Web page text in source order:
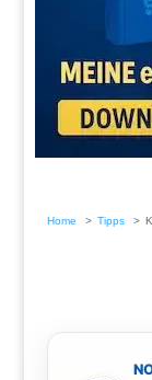
Home Tipps